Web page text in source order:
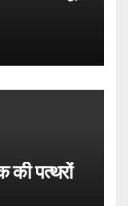
की पत्थरों